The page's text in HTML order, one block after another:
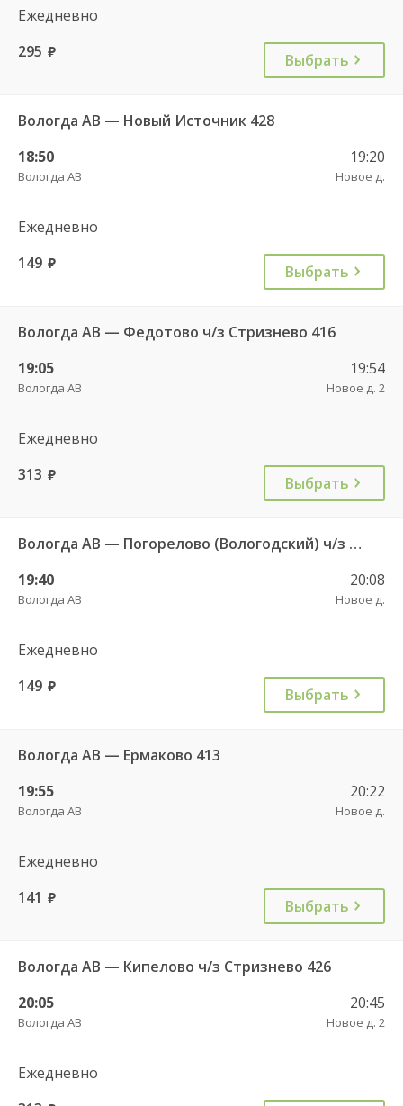
Ежедневно
295 руб. Выбрать
Вологда АВ — Новый Источник 428
18:50
Вологда АВ
19:20
Новое д.
Ежедневно
149 руб. Выбрать
Вологда АВ — Федотово ч/з Стризнево 416
19:05
Вологда АВ
19:54
Новое д. 2
Ежедневно
313 руб. Выбрать
Вологда АВ — Погорелово (Вологодский) ч/з Новый Источник 422
19:40
Вологда АВ
20:08
Новое д.
Ежедневно
149 руб. Выбрать
Вологда АВ — Ермаково 413
19:55
Вологда АВ
20:22
Новое д.
Ежедневно
141 руб. Выбрать
Вологда АВ — Кипелово ч/з Стризнево 426
20:05
Вологда АВ
20:45
Новое д. 2
Ежедневно